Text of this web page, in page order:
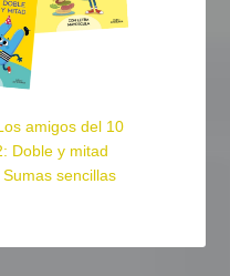
amigos del 10
Doble y mitad
sencillas